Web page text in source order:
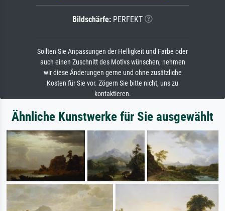
Bildschärfe: PERFEKT
Sollten Sie Anpassungen der Helligkeit und Farbe oder
auch einen Zuschnitt des Motivs wünschen, nehmen
wir diese Änderungen gerne und ohne zusätzliche
Kosten für Sie vor. Zögern Sie bitte nicht, uns zu
kontaktieren.
Ähnliche Kunstwerke für Sie ausgewählt